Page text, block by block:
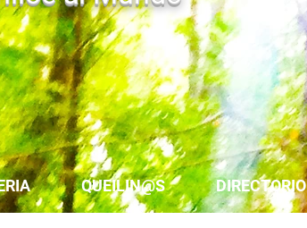
QUEILIN@S DIRECTORIO